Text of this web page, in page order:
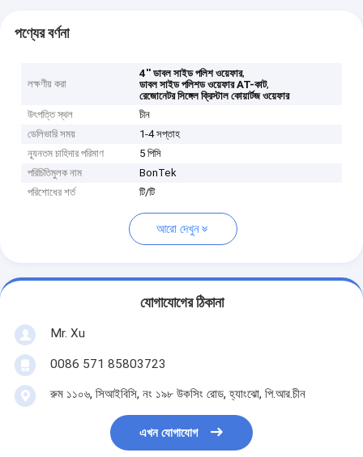
পণ্যের বর্ণনা
লক্ষণীয় করা
4'' ডাবল সাইড পলিশ ওয়েফার,
ডাবল সাইড পলিশড ওয়েফার AT-কাট,
রেজোনেটর সিঙ্গেল ক্রিস্টাল কোয়ার্টজ ওয়েফার
উৎপত্তি স্থল
চীন
ডেলিভারি সময়
1-4 সপ্তাহ
ন্যূনতম চাহিদার পরিমাণ
5 পিসি
পরিচিতিমুলক নাম
BonTek
পরিশোধের শর্ত
টি/টি
আরো দেখুন
যোগাযোগের ঠিকানা
Mr. Xu
0086 571 85803723
রুম ১১০৬, সিআইবিসি, নং ১৯৮ উকসিং রোড, হ্যাংঝো, পি.আর.চীন
এখন যোগাযোগ